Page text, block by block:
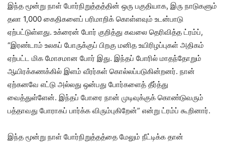
இந்த மூன்று நாள் போர்நிறுத்தத்தின் ஒரு பகுதியாக, இரு நாடுகளும்
தலா 1,000 கைதிகளைப் பரிமாறிக் கொள்ளவும் உடன்பாடு
ஏற்பட்டுள்ளது. உக்ரைன் போர் குறித்து கவலை தெரிவித்த ட்ரம்ப்,
“இரண்டாம் உலகப் போருக்குப் பிறகு மனித உயிரிழப்புகள் அதிகம்
ஏற்பட்ட மிக மோசமான போர் இது. இந்தப் போரில் மாதந்தோறும்
ஆயிரக்கணக்கில் இளம் வீரர்கள் கொல்லப்படுகின்றனர். நான்
ஏற்கனவே எட்டு அல்லது ஒன்பது போர்களைத் தீர்த்து
வைத்துள்ளேன். இந்தப் போரை நான் முடிவுக்குக் கொண்டுவரும்
பத்தாவது போராகப் பார்க்க விரும்புகிறேன்” என்று ட்ரம்ப் கூறினார்.
இந்த மூன்று நாள் போர்நிறுத்தத்தை மேலும் நீட்டிக்க தான்